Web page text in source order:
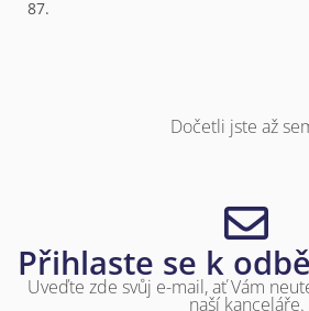
87.
Dočetli jste až
Přihlaste se k
Uveďte zde svůj e-mail, ať Vám
naší kanceláře.